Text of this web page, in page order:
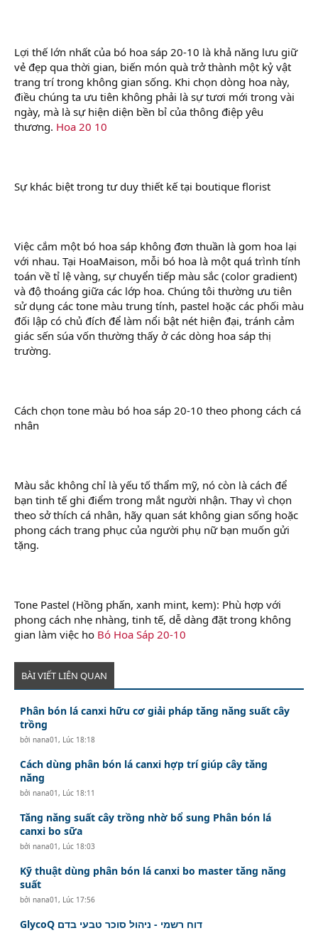
Lợi thế lớn nhất của bó hoa sáp 20-10 là khả năng lưu giữ
vẻ đẹp qua thời gian, biến món quà trở thành một kỷ vật
trang trí trong không gian sống. Khi chọn dòng hoa này,
điều chúng ta ưu tiên không phải là sự tươi mới trong vài
ngày, mà là sự hiện diện bền bỉ của thông điệp yêu
thương. Hoa 20 10
Sự khác biệt trong tư duy thiết kế tại boutique florist
Việc cắm một bó hoa sáp không đơn thuần là gom hoa lại
với nhau. Tại HoaMaison, mỗi bó hoa là một quá trình tính
toán về tỉ lệ vàng, sự chuyển tiếp màu sắc (color gradient)
và độ thoáng giữa các lớp hoa. Chúng tôi thường ưu tiên
sử dụng các tone màu trung tính, pastel hoặc các phối màu
đối lập có chủ đích để làm nổi bật nét hiện đại, tránh cảm
giác sến súa vốn thường thấy ở các dòng hoa sáp thị
trường.
Cách chọn tone màu bó hoa sáp 20-10 theo phong cách cá
nhân
Màu sắc không chỉ là yếu tố thẩm mỹ, nó còn là cách để
bạn tinh tế ghi điểm trong mắt người nhận. Thay vì chọn
theo sở thích cá nhân, hãy quan sát không gian sống hoặc
phong cách trang phục của người phụ nữ bạn muốn gửi
tặng.
Tone Pastel (Hồng phấn, xanh mint, kem): Phù hợp với
phong cách nhẹ nhàng, tinh tế, dễ dàng đặt trong không
gian làm việc ho Bó Hoa Sáp 20-10
BÀI VIẾT LIÊN QUAN
Phân bón lá canxi hữu cơ giải pháp tăng năng suất cây
trồng
bởinana01 , Lúc 18:18
Cách dùng phân bón lá canxi hợp trí giúp cây tăng
năng
bởinana01 , Lúc 18:11
Tăng năng suất cây trồng nhờ bổ sung Phân bón lá
canxi bo sữa
bởinana01 , Lúc 18:03
Kỹ thuật dùng phân bón lá canxi bo master tăng năng
suất
bởinana01 , Lúc 17:56
GlycoQ דוח רשמי - ניהול סוכר טבעי בדם